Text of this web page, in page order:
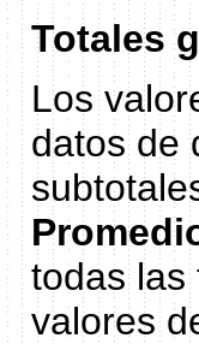
Totales
Los
datos de
todas las
valores